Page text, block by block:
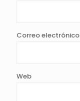
Correo electrónico
Web